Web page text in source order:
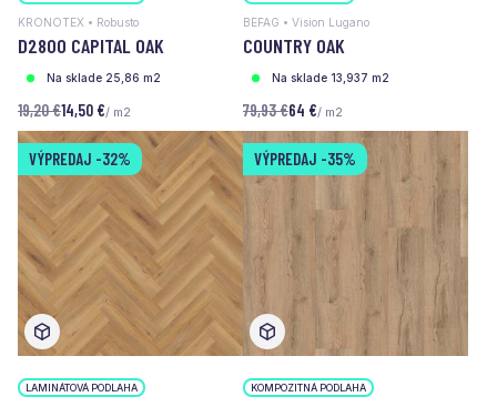
KRONOTEX • Robusto
D2800 CAPITAL OAK
Na sklade 25,86 m2
19,20 €14,50 €/ m2
BEFAG • Vision Lugano
COUNTRY OAK
Na sklade 13,937 m2
79,93 €64 €/ m2
VÝPREDAJ -32%
LAMINÁTOVÁ PODLAHA
VÝPREDAJ -35%
KOMPOZITNÁ PODLAHA